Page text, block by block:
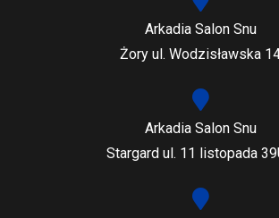
Arkadia Salon Snu
Żory ul. Wodzisławska
Arkadia Salon Snu
Stargard ul. 11 listopada